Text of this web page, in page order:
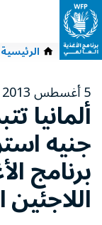
الرئيسية
5 أغسطس 2013
جنيه
برنامج